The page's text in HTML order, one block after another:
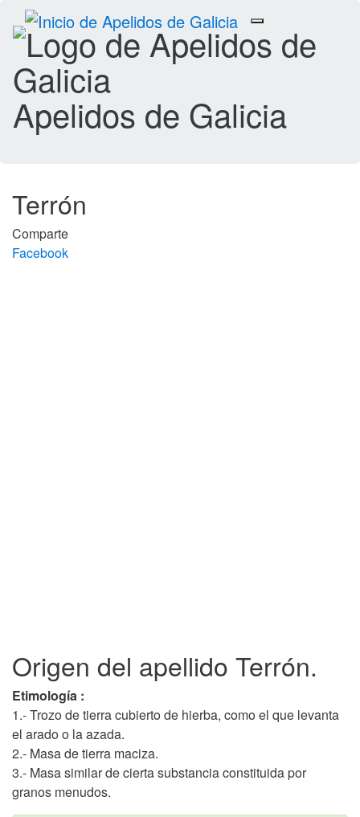
Toggle
navigation
Apelidos de Galicia
Terrón
Comparte
Facebook
Origen del apellido Terrón.
Etimología :
1.- Trozo de tierra cubierto de hierba, como el que levanta
el arado o la azada.
2.- Masa de tierra maciza.
3.- Masa similar de cierta substancia constituida por
granos menudos.